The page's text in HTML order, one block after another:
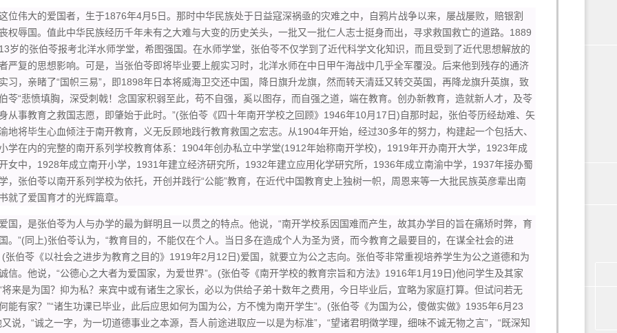
伟大的爱国者，生于1876年4月5日。那时中华民族处于日益寇深祸亟的灾难之中，自鸦片战争以来，屡战屡败，赔银割
权辱国。值此中华民族经历千年未有之大难与大变的历史关头，一批又一批仁人志士挺身而出，寻求救国救亡的道路。1889
岁的张伯苓报考北洋水师学堂，希图强国。在水师学堂，张伯苓不仅学到了近代科学文化知识，而且受到了近代思想解放的
严复的思想影响。可是，当张伯苓即将毕业要上舰实习时，北洋水师在中日甲午海战中几乎全军覆没。后来他到残存的通济
习，亲睹了“国帜三易”，即1898年日本将威海卫交还中国，降日旗升龙旗，然而转天清廷又转交英国，再降龙旗升英旗，致
苓“悲愤填胸，深受刺戟！念国家积弱至此，苟不自强，奚以图存，而自强之道，端在教育。创办新教育，造就新人才，及苓
从事教育之救国志愿，即肇始于此时。”(张伯苓《四十年南开学校之回顾》1946年10月17日)自那时起，张伯苓历经劫难、矢
地将毕生心血倾注于南开教育，义无反顾地践行教育救国之宏志。从1904年开始，经过30多年的努力，构建起一个包括大、
学在内的完整的南开系列学校教育体系：1904年创办私立中学堂(1912年始称南开学校)，1919年开办南开大学，1923年成
女中，1928年成立南开小学，1931年建立经济研究所，1932年建立应用化学研究所，1936年成立南渝中学，1937年接办蜀
，张伯苓以南开系列学校为依托，开创并践行“公能”教育，在近代中国教育史上独树一帜，周恩来等一大批民族英彦辈出南
就了爱国育才的光辉篇章。
，是张伯苓为人与办学的最为鲜明且一以贯之的特点。他说，“南开学校系因国难而产生，故其办学目的旨在痛矫时弊，育
。”(同上)张伯苓认为，“教育目的，不能仅在个人。当日多在造成个人为圣为贤，而今教育之最要目的，在谋全社会的进
(张伯苓《以社会之进步为教育之目的》1919年2月12日)爱国，就要立为公之志向。张伯苓非常重视培养学生为公之道德和为
信。他说，“公德心之大者为爱国家，为爱世界”。(张伯苓《南开学校的教育宗旨和方法》1916年1月19日)他问学生及其家
将来是为国？抑为私？来宾中或有诸生之家长，必以为供给子弟十数年之费用，今日毕业后，宜略为家庭打算。但试问若无
能有家？”“诸生功课已毕业，此后应思如何为国为公，方不愧为南开学生”。(张伯苓《为国为公，傻做实做》1935年6月23
又说，“诚之一字，为一切道德事业之本源，吾人前途进取应一以是为标准”，“望诸君明徵学理，细味不诚无物之言”，“既深知